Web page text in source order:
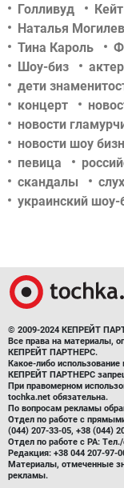
Голливуд
Наталья
Тина Кароль
Шоу-биз
актер
дети
концерт
новости
новости шоу
певица
скандалы
украинский шоу-
© 2009-2024 КЕПРЕЙТ
Все права на материалы,
КЕПРЕЙТ ПАРТНЕРС.
Какое-либо
КЕПРЕЙТ ПАРТНЕРС
При правомерном
tochka.net обязательна.
По вопросам рекламы
Отдел по работе с
(044) 207-33-05, +38 (044)
Отдел по работе с РА:
Редакция: +38 044 207-97-
Материалы, отмеченные
рекламы.